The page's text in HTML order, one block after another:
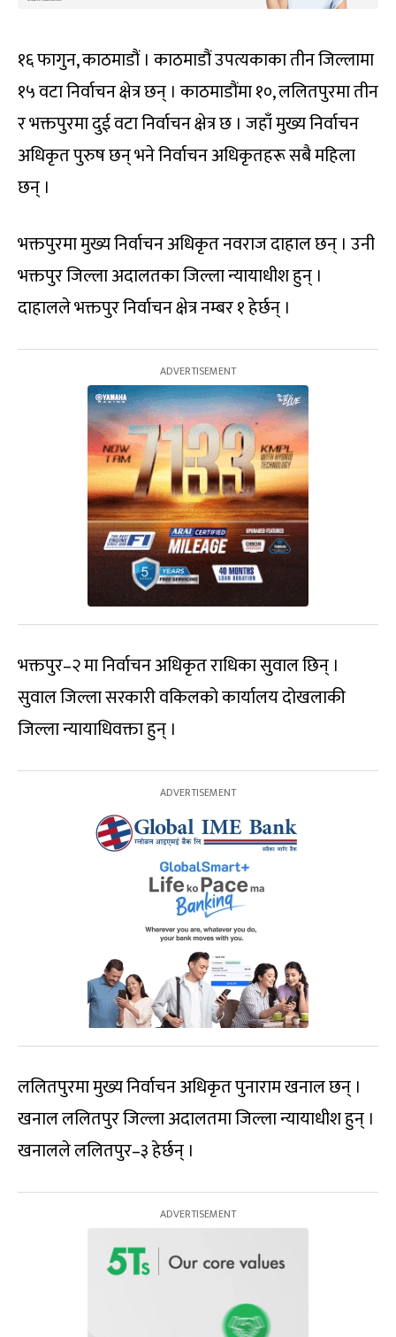
१६ फागुन, काठमाडौं । काठमाडौं उपत्यकाका तीन जिल्लामा
१५ वटा निर्वाचन क्षेत्र छन् । काठमाडौंमा १०, ललितपुरमा तीन
र भक्तपुरमा दुई वटा निर्वाचन क्षेत्र छ । जहाँ मुख्य निर्वाचन
अधिकृत पुरुष छन् भने निर्वाचन अधिकृतहरू सबै महिला
छन् ।
भक्तपुरमा मुख्य निर्वाचन अधिकृत नवराज दाहाल छन् । उनी
भक्तपुर जिल्ला अदालतका जिल्ला न्यायाधीश हुन् ।
दाहालले भक्तपुर निर्वाचन क्षेत्र नम्बर १ हेर्छन् ।
भक्तपुर–२ मा निर्वाचन अधिकृत राधिका सुवाल छिन् ।
सुवाल जिल्ला सरकारी वकिलको कार्यालय दोखलाकी
जिल्ला न्यायाधिवक्ता हुन् ।
ललितपुरमा मुख्य निर्वाचन अधिकृत पुनाराम खनाल छन् ।
खनाल ललितपुर जिल्ला अदालतमा जिल्ला न्यायाधीश हुन् ।
खनालले ललितपुर–३ हेर्छन् ।